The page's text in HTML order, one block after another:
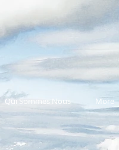
Qui Sommes Nous More